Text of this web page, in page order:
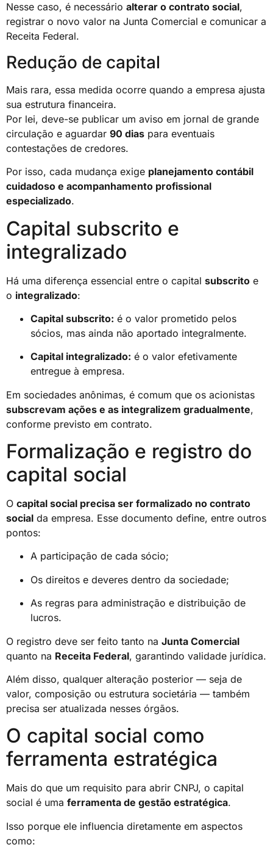
Nesse caso, é necessário alterar o contrato social,
registrar o novo valor na Junta Comercial e comunicar a
Receita Federal.
Redução de capital
Mais rara, essa medida ocorre quando a empresa ajusta
sua estrutura financeira.
Por lei, deve-se publicar um aviso em jornal de grande
circulação e aguardar 90 dias para eventuais
contestações de credores.
Por isso, cada mudança exige planejamento contábil
cuidadoso e acompanhamento profissional
especializado.
Capital subscrito e
integralizado
Há uma diferença essencial entre o capital subscrito e
o integralizado:
Capital subscrito: é o valor prometido pelos
sócios, mas ainda não aportado integralmente.
Capital integralizado: é o valor efetivamente
entregue à empresa.
Em sociedades anônimas, é comum que os acionistas
subscrevam ações e as integralizem gradualmente,
conforme previsto em contrato.
Formalização e registro do
capital social
O capital social precisa ser formalizado no contrato
social da empresa. Esse documento define, entre outros
pontos:
A participação de cada sócio;
Os direitos e deveres dentro da sociedade;
As regras para administração e distribuição de
lucros.
O registro deve ser feito tanto na Junta Comercial
quanto na Receita Federal, garantindo validade jurídica.
Além disso, qualquer alteração posterior — seja de
valor, composição ou estrutura societária — também
precisa ser atualizada nesses órgãos.
O capital social como
ferramenta estratégica
Mais do que um requisito para abrir CNPJ, o capital
social é uma ferramenta de gestão estratégica.
Isso porque ele influencia diretamente em aspectos
como: